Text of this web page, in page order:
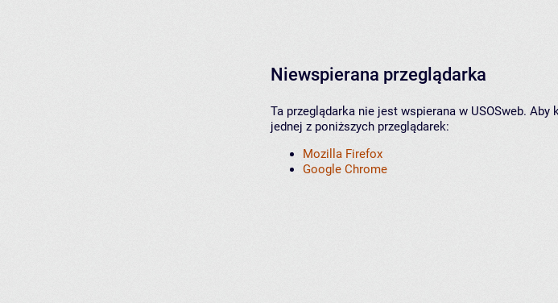
Niewspierana przeglądarka
Ta przeglądarka nie jest wspierana w USOSweb.
jednej z poniższych przeglądarek:
Mozilla Firefox
Google Chrome